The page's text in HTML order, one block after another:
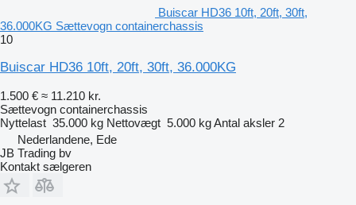
Buiscar HD36 10ft, 20ft, 30ft,
36.000KG Sættevogn containerchassis
10
Buiscar HD36 10ft, 20ft, 30ft, 36.000KG
1.500 € ≈ 11.210 kr.
Sættevogn containerchassis
Nyttelast 35.000 kg Nettovægt 5.000 kgAntal aksler 2
Nederlandene, Ede
JB Trading bv
Kontakt sælgeren